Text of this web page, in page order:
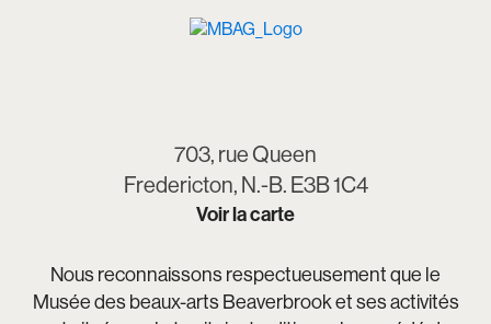
703, rue Queen
Fredericton, N.-B. E3B 1C4
Voir la carte
Nous reconnaissons respectueusement que le
Musée des beaux-arts Beaverbrook et ses activités